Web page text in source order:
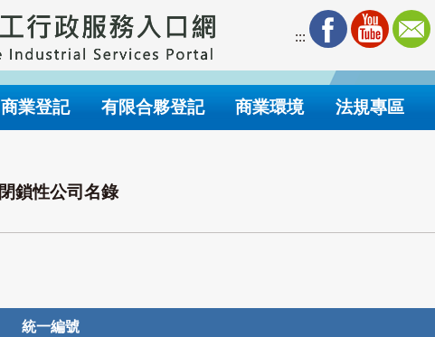
:::
商業登記 有限合夥登記 商業環境 法規專區
閉鎖性公司名錄
統一編號